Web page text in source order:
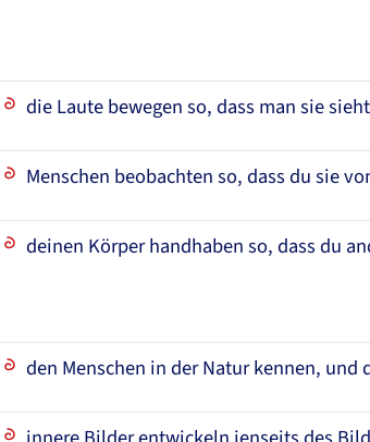
die Laute bewegen so, dass man sie
Menschen beobachten so, dass du sie
deinen Körper handhaben so, dass du
den Menschen in der Natur kennen, und